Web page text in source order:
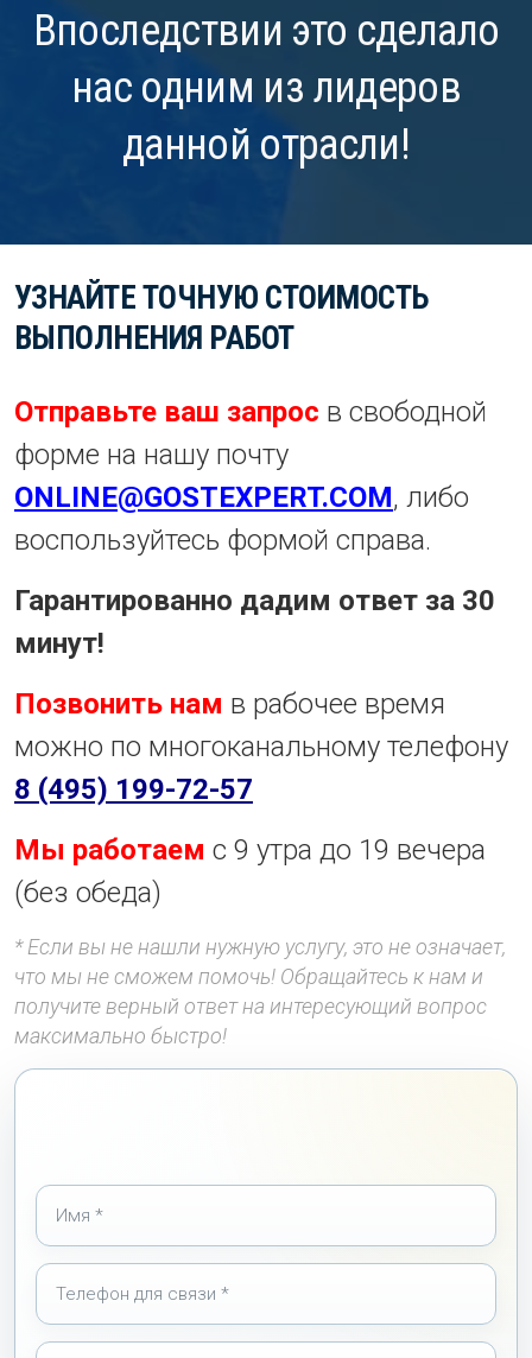
Впоследствии это сделало
нас одним из лидеров
данной отрасли!
УЗНАЙТЕ ТОЧНУЮ СТОИМОСТЬ
ВЫПОЛНЕНИЯ РАБОТ
Отправьте ваш запрос в свободной
форме на нашу почту
ONLINE@GOSTEXPERT.COM, либо
воспользуйтесь формой справа.
Гарантированно дадим ответ за 30
минут!
Позвонить нам в рабочее время
можно по многоканальному телефону
8 (495) 199-72-57
Мы работаем с 9 утра до 19 вечера
(без обеда)
* Если вы не нашли нужную услугу, это не означает,
что мы не сможем помочь! Обращайтесь к нам и
получите верный ответ на интересующий вопрос
максимально быстро!